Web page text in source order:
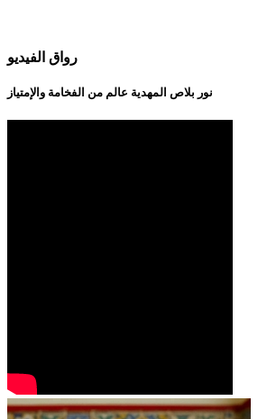
رواق الفيديو
نور بلاص المهدية عالم من الفخامة والإمتياز